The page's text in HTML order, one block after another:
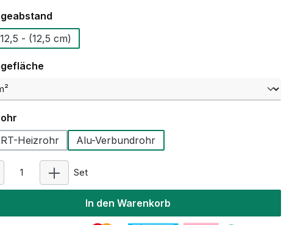
auswählen
VA 12,5 - (12,5 cm)
auswählen
auswählen
Heizrohr
Alu-Verbundrohr
Set
In den Warenkorb